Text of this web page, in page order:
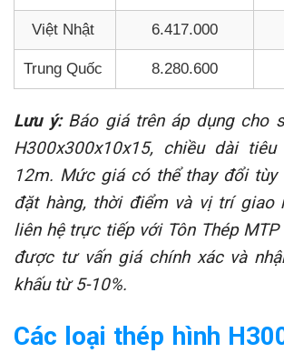
Việt Nhật 6.417.000
Trung Quốc 8.280.600
Lưu ý:Báo giá trên áp dụng cho
H300x300x10x15, chiều dài
12m. Mức giá có thể thay đổi
đặt hàng, thời điểm và vị trí giao
liên hệ trực tiếp với Tôn Thép
được tư vấn giá chính xác và
khấu từ 5-10%.
Các loại thép hình